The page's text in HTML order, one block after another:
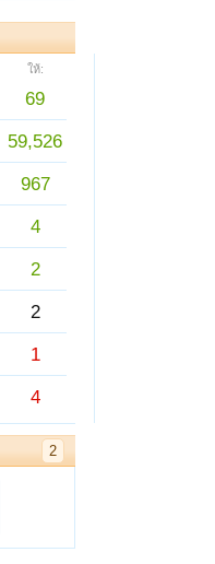
ให้:
69
59,526
967
4
2
2
1
4
2